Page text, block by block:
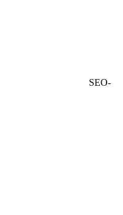
SEO-